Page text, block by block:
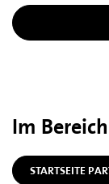
Im
STARTSEITE